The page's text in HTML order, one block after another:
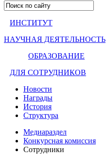
ИНСТИТУТ
НАУЧНАЯ ДЕЯТЕЛЬНОСТЬ
ОБРАЗОВАНИЕ
ДЛЯ СОТРУДНИКОВ
Новости
Награды
История
Структура
Медиараздел
Конкурсная комиссия
Сотрудники